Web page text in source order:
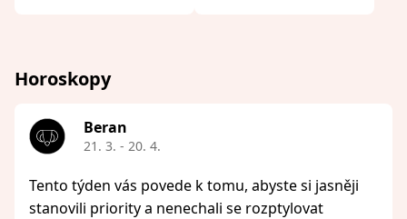
Horoskopy
Beran
21. 3. - 20. 4.
Tento týden vás povede k tomu, abyste si jasněji
stanovili priority a nenechali se rozptylovat